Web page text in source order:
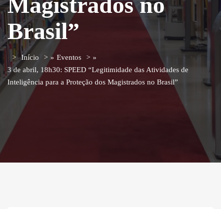
Brasil”
Início » Eventos
»
3 de abril, 18h30: SPEED “Legitimidade das Atividades de
Inteligência para a Proteção dos Magistrados no Brasil”